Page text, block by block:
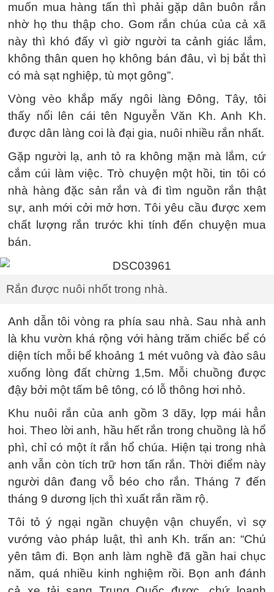
muốn mua hàng tấn thì phải gặp dân buôn rắn
nhờ họ thu thập cho. Gom rắn chúa của cả xã
này thì khó đấy vì giờ người ta cảnh giác lắm,
không thân quen họ không bán đâu, vì bị bắt thì
có mà sạt nghiệp, tù mọt gông”.
Vòng vèo khắp mấy ngôi làng Đông, Tây, tôi
thấy nổi lên cái tên Nguyễn Văn Kh. Anh Kh.
được dân làng coi là đại gia, nuôi nhiều rắn nhất.
Gặp người lạ, anh tỏ ra không mặn mà lắm, cứ
cắm cúi làm việc. Trò chuyện một hồi, tin tôi có
nhà hàng đặc sản rắn và đi tìm nguồn rắn thật
sự, anh mới cởi mở hơn. Tôi yêu cầu được xem
chất lượng rắn trước khi tính đến chuyện mua
bán.
Rắn được nuôi nhốt trong nhà.
Anh dẫn tôi vòng ra phía sau nhà. Sau nhà anh
là khu vườn khá rộng với hàng trăm chiếc bể có
diện tích mỗi bể khoảng 1 mét vuông và đào sâu
xuống lòng đất chừng 1,5m. Mỗi chuồng được
đậy bởi một tấm bê tông, có lỗ thông hơi nhỏ.
Khu nuôi rắn của anh gồm 3 dãy, lợp mái hẳn
hoi. Theo lời anh, hầu hết rắn trong chuồng là hổ
phì, chỉ có một ít rắn hổ chúa. Hiện tại trong nhà
anh vẫn còn tích trữ hơn tấn rắn. Thời điểm này
người dân đang vỗ béo cho rắn. Tháng 7 đến
tháng 9 dương lịch thì xuất rắn rầm rộ.
Tôi tỏ ý ngại ngần chuyện vận chuyển, vì sợ
vướng vào pháp luật, thì anh Kh. trấn an: “Chú
yên tâm đi. Bọn anh làm nghề đã gần hai chục
năm, quá nhiều kinh nghiệm rồi. Bọn anh đánh